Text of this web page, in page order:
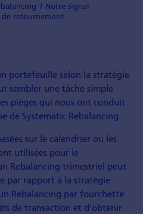
? Notre signal
de retournement
portefeuille selon la stratégie
sembler une tâche simple
pièges qui nous ont conduit
de Systematic Rebalancing.
sur le calendrier ou les
utilisées pour le
Rebalancing trimestriel peut
par rapport à la stratégie
Rebalancing par fourchette
de transaction et d'obtenir